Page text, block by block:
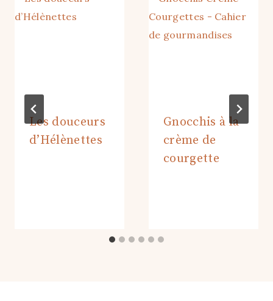
Les douceurs
d’Hélènettes
Gnocchis à la
crème de
courgette